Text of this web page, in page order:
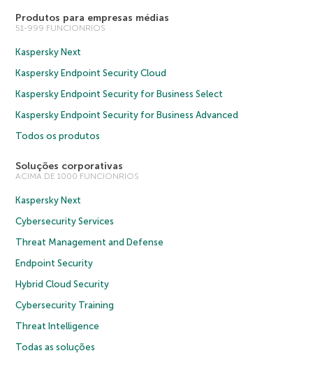
Produtos para empresas médias
51-999 FUNCIONRIOS
Kaspersky Next
Kaspersky Endpoint Security Cloud
Kaspersky Endpoint Security for Business Select
Kaspersky Endpoint Security for Business Advanced
Todos os produtos
Soluções corporativas
ACIMA DE 1000 FUNCIONRIOS
Kaspersky Next
Cybersecurity Services
Threat Management and Defense
Endpoint Security
Hybrid Cloud Security
Cybersecurity Training
Threat Intelligence
Todas as soluções